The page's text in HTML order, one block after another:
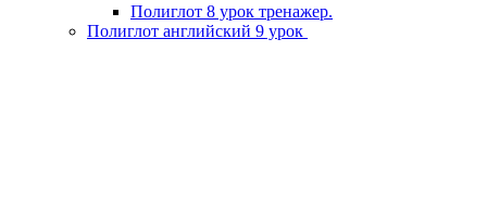
Полиглот 8 урок тренажер.
Полиглот английский 9 урок